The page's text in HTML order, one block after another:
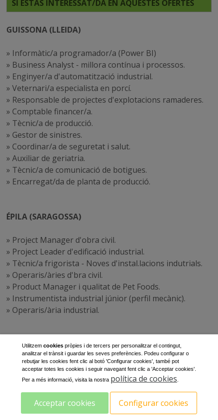
SI ESTÀS INTERESSAT/DA EN AQUESTES OFERTES
GUISSONA (LLEIDA)
» Informàtic/a programador/a (Power BI)
» Business Analyst - millora contínua i processos.
» Enginyer/a d'automatització industrial.
» Veternari/a especialista en porcí.
» Responsable de projectes d'explotacions ramaderes.
» Comptable financer/a.
» Tècnic/a de producció.
» Gestor de sinistres.
» Coordinar/a de seguretat i salut.
» Auxiliar de geriatria.
» Tècnic/a de comunicació de botigues.
» Encarregat/da de planta de producció.
ÉPILA (SARAGOSSA)
» Project Manager d'obra civil.
» Project Leader d'edificació industrial.
» Tècnic/a frigorista - Noves d'instal.lacions indutrials.
» Operaris/àries d'bra civil.
» Product Manager i qualitat de Pet Foods.
» Instrumentista industrial júnior (perfil mecànic).
» Operaris/ària industrial.
ALTRES ZONES
» Gestor/a Front Office (Lleida)
» Gestor/a d'assegurances (Lleida)
» Delineant de botigues bonÀrea (Barcelona)
Utilitzem cookiespròpies i de tercers per personalitzar el contingut,
analitzar el trànsit i guardar les seves preferències. Podeu configurar o
rebutjar les cookies fent clic al botó 'Configurar cookies', també pot
acceptar totes les cookies i seguir navegant fent clic a 'Acceptar cookies'.
Per a més informació, visita la nostra política de cookies
Acceptar cookies Configurar cookies